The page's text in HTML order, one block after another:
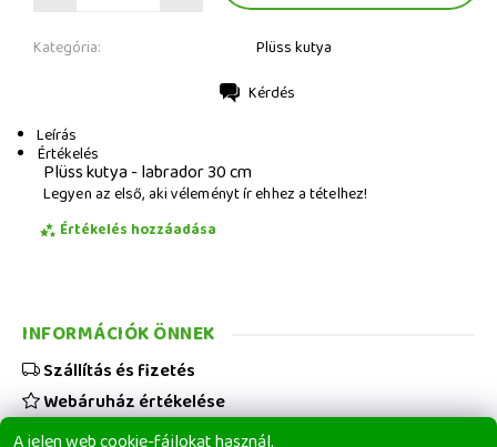
Kategória: Plüss kutya
Kérdés
Leírás
Értékelés
Plüss kutya - labrador 30 cm
Legyen az első, aki véleményt ír ehhez a tételhez!
Értékelés hozzáadása
INFORMÁCIÓK ÖNNEK
Szállítás és fizetés
Webáruház értékelése
Viszonteladóknak